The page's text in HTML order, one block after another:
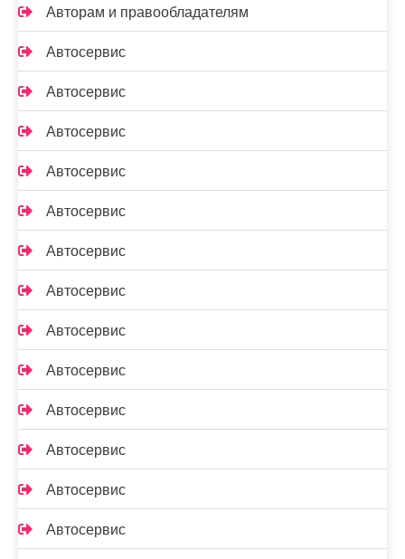
Авторам и правообладателям
Автосервис
Автосервис
Автосервис
Автосервис
Автосервис
Автосервис
Автосервис
Автосервис
Автосервис
Автосервис
Автосервис
Автосервис
Автосервис